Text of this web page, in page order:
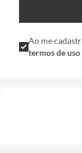
Ao me
termos de